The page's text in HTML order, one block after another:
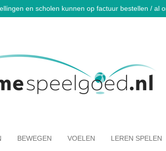
en scholen kunnen op factuur bestellen / al
BEWEGEN VOELEN LEREN SPELEN